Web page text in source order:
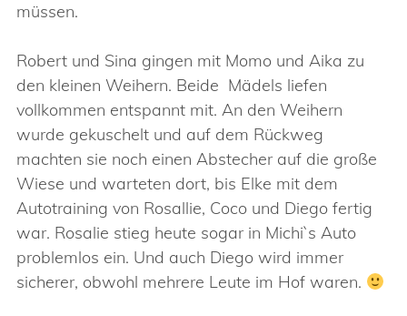
müssen.
Robert und Sina gingen mit Momo und Aika zu
den kleinen Weihern. Beide Mädels liefen
vollkommen entspannt mit. An den Weihern
wurde gekuschelt und auf dem Rückweg
machten sie noch einen Abstecher auf die große
Wiese und warteten dort, bis Elke mit dem
Autotraining von Rosallie, Coco und Diego fertig
war. Rosalie stieg heute sogar in Michi`s Auto
problemlos ein. Und auch Diego wird immer
sicherer, obwohl mehrere Leute im Hof waren.